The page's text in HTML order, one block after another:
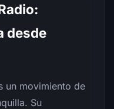
desde
un movimiento de
Su